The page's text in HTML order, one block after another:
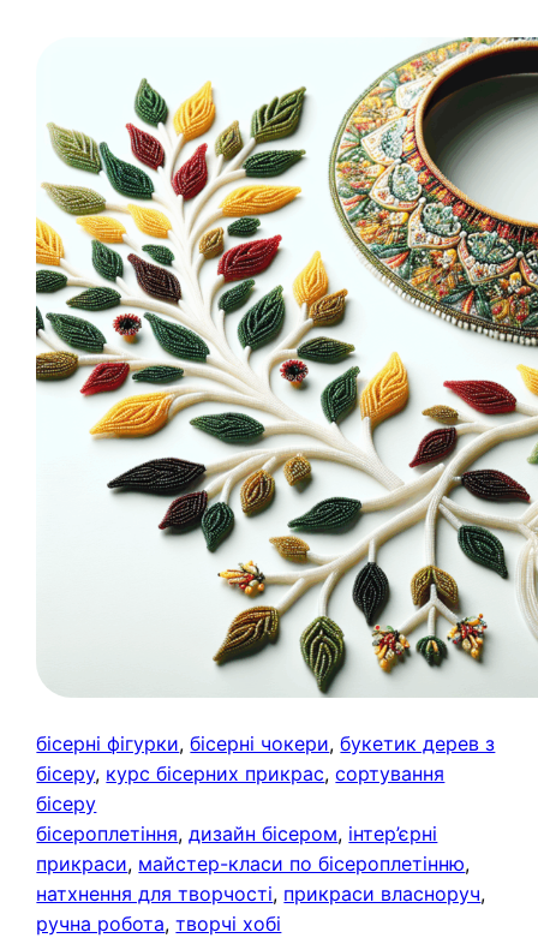
бісерні фігурки, бісерні чокери, букетик дерев з
бісеру, курс бісерних прикрас, сортування
бісеру
бісероплетіння, дизайн бісером, інтер’єрні
прикраси, майстер-класи по бісероплетінню
натхнення для творчості, прикраси власноруч
ручна робота, творчі хобі